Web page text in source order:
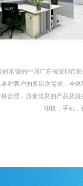
富饶的中国广东省深圳市
种客户的多层次需求，全
合理，质量优良的产品及
印机，手机